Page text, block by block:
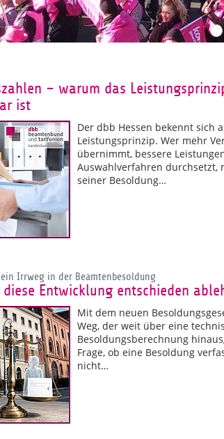
– warum das
ist
Der dbb Hessen bekennt sich
Leistungsprinzip. Wer mehr
übernimmt, bessere
Auswahlverfahren durchsetzt,
seiner Besoldung…
Irrweg in der Beamtenbesoldung
diese Entwicklung entschieden
Mit dem neuen
Weg, der weit über eine
Besoldungsberechnung
Frage, ob eine Besoldung
nicht…